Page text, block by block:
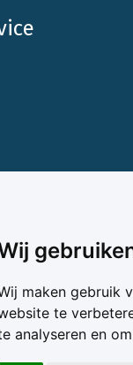
maken gebruik
te
analyseren en
Ons
Melk &